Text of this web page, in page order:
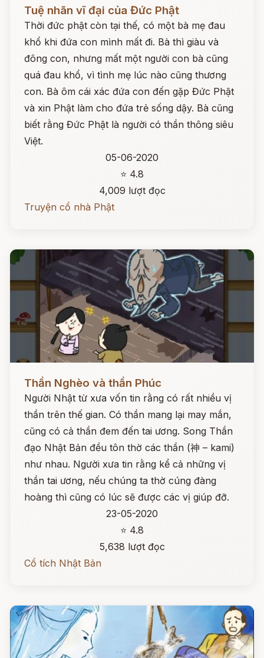
Tuệ nhãn vĩ đại của Đức Phật
Thời đức phật còn tại thế, có một bà mẹ đau
khổ khi đứa con mình mất đi. Bà thì giàu và
đông con, nhưng mất một người con bà cũng
quá đau khổ, vì tình mẹ lúc nào cũng thương
con. Bà ôm cái xác đứa con đến gặp Đức Phật
và xin Phật làm cho đứa trẻ sống dậy. Bà cũng
biết rằng Đức Phật là người có thần thông siêu
Việt.
05-06-2020
⭐ 4.8
4,009 lượt đọc
Truyện cổ nhà Phật
Đọc ngay
Thần Nghèo và thần Phúc
Người Nhật từ xưa vốn tin rằng có rất nhiều vị
thần trên thế gian. Có thần mang lại may mắn,
cũng có cả thần đem đến tai ương. Song Thần
đạo Nhật Bản đều tôn thờ các thần (神 – kami)
như nhau. Người xưa tin rằng kể cả những vị
thần tai ương, nếu chúng ta thờ cúng đàng
hoàng thì cũng có lúc sẽ được các vị giúp đỡ.
23-05-2020
⭐ 4.8
5,638 lượt đọc
Cổ tích Nhật Bản